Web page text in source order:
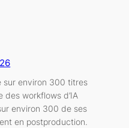
sur environ 300 titres
workflows d’IA
environ 300 de ses
en postproduction.